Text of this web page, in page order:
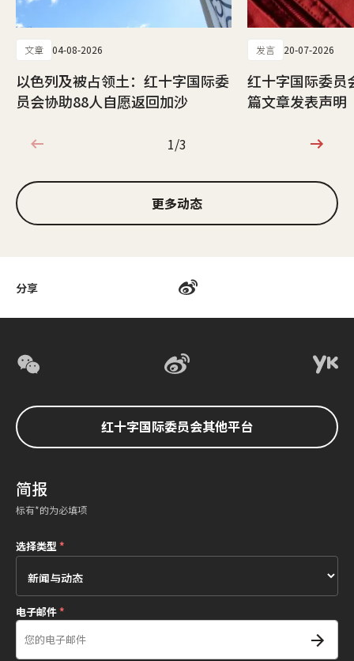
分享
文章 04-08-2026
以色列及被占领土：红十字国际委
员会协助88人自愿返回加沙
发言 20-07-2026
红十字国际委员
篇文章发表声明
1/3
1/3
更多动态
红十字国际委员会其他平台
简报
标有*的为必填项
选择类型*
电子邮件*